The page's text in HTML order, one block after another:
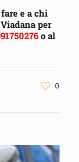
e a chi
per
o al
0